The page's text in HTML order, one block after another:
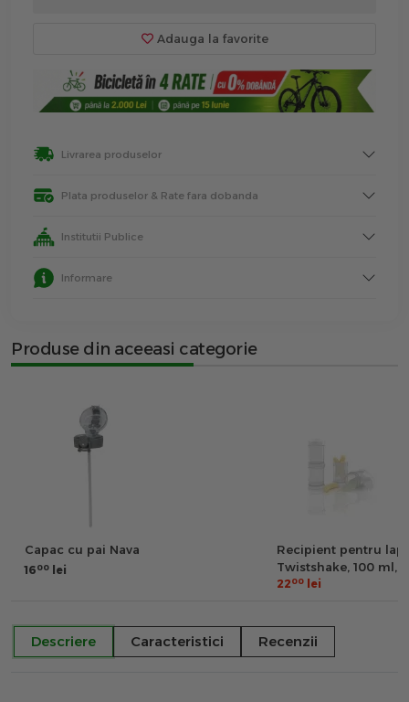
Adauga la favorite
Livrarea produselor
Plata produselor & Rate fara dobanda
Institutii Publice
Informare
Produse din aceeasi categorie
Capac cu pai Nava
1600 lei
Recipient pentru
Twistshake, 100 ml,
2200 lei
Descriere Caracteristici Recenzii